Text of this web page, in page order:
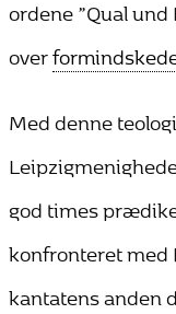
ordene ”Qual
over
Med denne
god times
konfronteret med
kantatens anden